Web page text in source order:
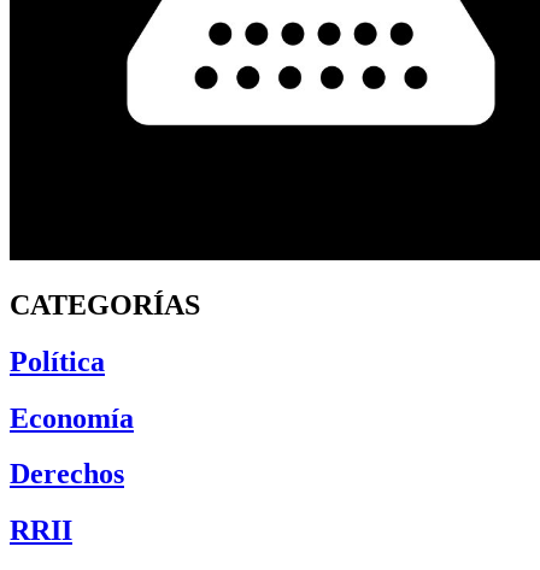
CATEGORÍAS
Política
Economía
Derechos
RRII